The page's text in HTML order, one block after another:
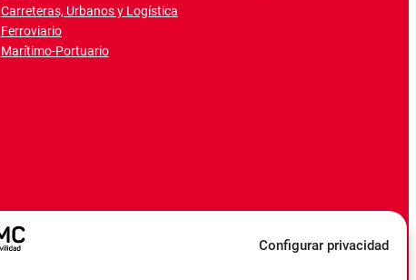
Configurar privacidad
Carreteras, Urbanos y Logística
Ferroviario
Marítimo-Portuario